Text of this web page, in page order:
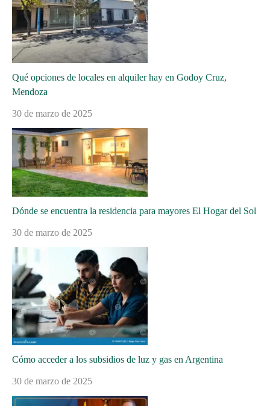
Qué opciones de locales en alquiler hay en Godoy Cruz,
Mendoza
30 de marzo de 2025
Dónde se encuentra la residencia para mayores El Hogar del Sol
30 de marzo de 2025
Cómo acceder a los subsidios de luz y gas en Argentina
30 de marzo de 2025